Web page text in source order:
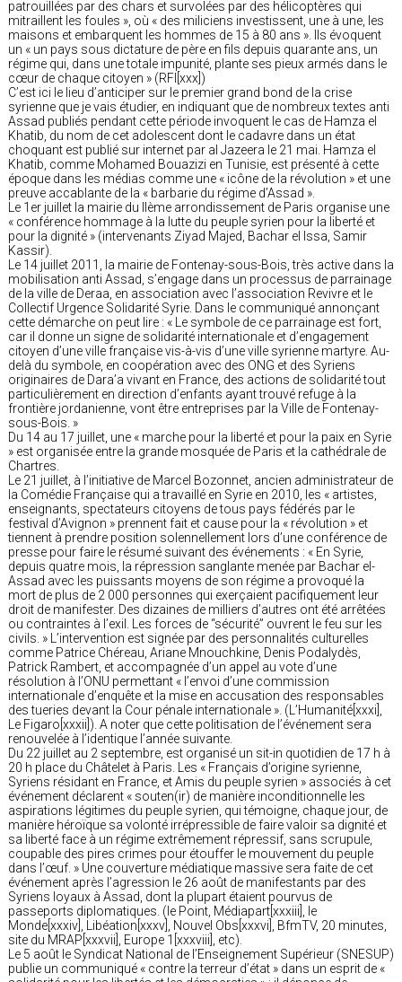
patrouillées par des chars et survolées par des hélicoptères qui
mitraillent les foules », où « des miliciens investissent, une à une, les
maisons et embarquent les hommes de 15 à 80 ans ». Ils évoquent
un « un pays sous dictature de père en fils depuis quarante ans, un
régime qui, dans une totale impunité, plante ses pieux armés dans le
cœur de chaque citoyen » (RFI[xxx])
C’est ici le lieu d’anticiper sur le premier grand bond de la crise
syrienne que je vais étudier, en indiquant que de nombreux textes anti
Assad publiés pendant cette période invoquent le cas de Hamza el
Khatib, du nom de cet adolescent dont le cadavre dans un état
choquant est publié sur internet par al Jazeera le 21 mai. Hamza el
Khatib, comme Mohamed Bouazizi en Tunisie, est présenté à cette
époque dans les médias comme une « icône de la révolution » et une
preuve accablante de la « barbarie du régime d’Assad ».
Le 1er juillet la mairie du IIème arrondissement de Paris organise une
« conférence hommage à la lutte du peuple syrien pour la liberté et
pour la dignité » (intervenants Ziyad Majed, Bachar el Issa, Samir
Kassir).
Le 14 juillet 2011, la mairie de Fontenay-sous-Bois, très active dans la
mobilisation anti Assad, s’engage dans un processus de parrainage
de la ville de Deraa, en association avec l’association Revivre et le
Collectif Urgence Solidarité Syrie. Dans le communiqué annonçant
cette démarche on peut lire : « Le symbole de ce parrainage est fort,
car il donne un signe de solidarité internationale et d’engagement
citoyen d’une ville française vis-à-vis d’une ville syrienne martyre. Au-
delà du symbole, en coopération avec des ONG et des Syriens
originaires de Dara’a vivant en France, des actions de solidarité tout
particulièrement en direction d’enfants ayant trouvé refuge à la
frontière jordanienne, vont être entreprises par la Ville de Fontenay-
sous-Bois. »
Du 14 au 17 juillet, une « marche pour la liberté et pour la paix en Syrie
» est organisée entre la grande mosquée de Paris et la cathédrale de
Chartres.
Le 21 juillet, à l’initiative de Marcel Bozonnet, ancien administrateur de
la Comédie Française qui a travaillé en Syrie en 2010, les « artistes,
enseignants, spectateurs citoyens de tous pays fédérés par le
festival d’Avignon » prennent fait et cause pour la « révolution » et
tiennent à prendre position solennellement lors d’une conférence de
presse pour faire le résumé suivant des événements : « En Syrie,
depuis quatre mois, la répression sanglante menée par Bachar el-
Assad avec les puissants moyens de son régime a provoqué la
mort de plus de 2 000 personnes qui exerçaient pacifiquement leur
droit de manifester. Des dizaines de milliers d’autres ont été arrêtées
ou contraintes à l’exil. Les forces de “sécurité” ouvrent le feu sur les
civils. » L’intervention est signée par des personnalités culturelles
comme Patrice Chéreau, Ariane Mnouchkine, Denis Podalydès,
Patrick Rambert, et accompagnée d’un appel au vote d’une
résolution à l’ONU permettant « l’envoi d’une commission
internationale d’enquête et la mise en accusation des responsables
des tueries devant la Cour pénale internationale ». (L’Humanité[xxxi],
Le Figaro[xxxii]). A noter que cette politisation de l’événement sera
renouvelée à l’identique l’année suivante.
Du 22 juillet au 2 septembre, est organisé un sit-in quotidien de 17 h à
20 h place du Châtelet à Paris. Les « Français d’origine syrienne,
Syriens résidant en France, et Amis du peuple syrien » associés à cet
événement déclarent « souten(ir) de manière inconditionnelle les
aspirations légitimes du peuple syrien, qui témoigne, chaque jour, de
manière héroïque sa volonté irrépressible de faire valoir sa dignité et
sa liberté face à un régime extrêmement répressif, sans scrupule,
coupable des pires crimes pour étouffer le mouvement du peuple
dans l’œuf. » Une couverture médiatique massive sera faite de cet
événement après l’agression le 26 août de manifestants par des
Syriens loyaux à Assad, dont la plupart étaient pourvus de
passeports diplomatiques. (le Point, Médiapart[xxxiii], le
Monde[xxxiv], Libéation[xxxv], Nouvel Obs[xxxvi], BfmTV, 20 minutes,
site du MRAP[xxxvii], Europe 1[xxxviii], etc).
Le 5 août le Syndicat National de l’Enseignement Supérieur (SNESUP)
publie un communiqué « contre la terreur d’état » dans un esprit de «